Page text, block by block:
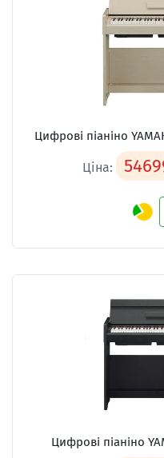
Цифрові піаніно
Ціна:
Цифрові піаніно